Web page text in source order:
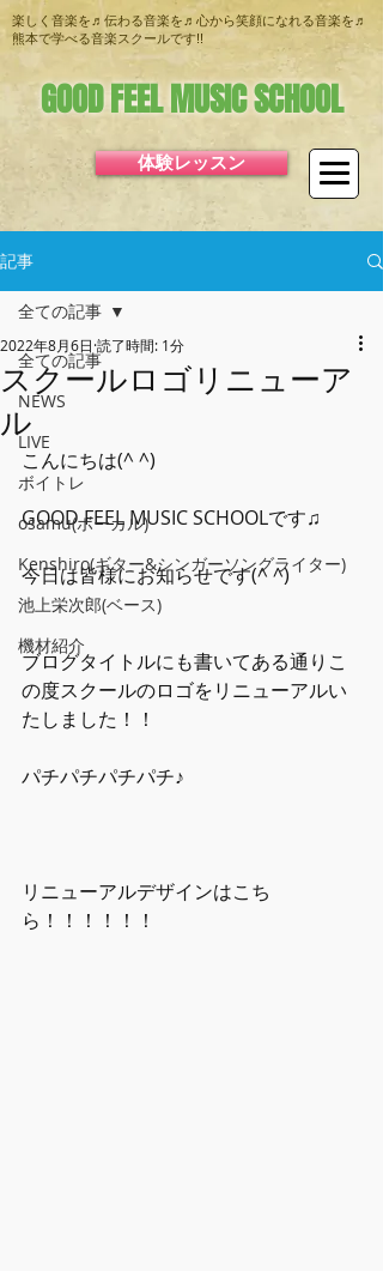
GOOD FEEL MUSIC SCHOOL
体験レッスン
楽しく音楽を♬伝わる音楽を♬心から笑顔になれる音楽を♬
熊本で学べる音楽スクールです!!
記事
全ての記事
NEWS
LIVE
ボイトレ
osamu(ボーカル)
Kenshiro(ギター&シンガーソングライター)
池上栄次郎(ベース)
機材紹介
全ての記事
スクールロゴリニューア
ル
2022年8月6日 読了時間: 1分
こんにちは(^ ^)
GOOD FEEL MUSIC SCHOOLです♫
今日は皆様にお知らせです(^ ^)
ブログタイトルにも書いてある通りこ
の度スクールのロゴをリニューアルい
たしました！！
パチパチパチパチ♪
リニューアルデザインはこち
ら！！！！！！